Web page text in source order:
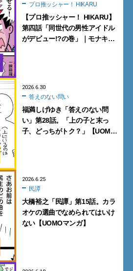
プロ推ッシャー！ HIKARU
【プロ推ッシャー！ HIKARU】
第四話「同世代の男性アイドル
がデビュー!?の巻」｜モナキ
2026.6.30
答えのない問い
福満しげゆき「答えのない問
い」第28話。「上の子と末っ
子、どっちがトク？」【UOMO
2026.6.25
民譚
大橋裕之「民譚」第15話。カラ
オケの選曲でなめられてはいけ
ない【UOMOマンガ】